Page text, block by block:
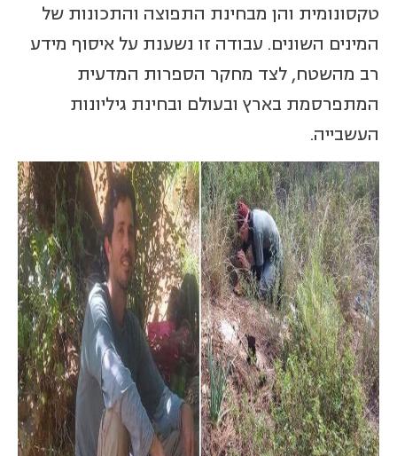
טקסונומית והן מבחינת התפוצה והתכונות של
המינים השונים. עבודה זו נשענת על איסוף מידע
רב מהשטח, לצד מחקר הספרות המדעית
המתפרסמת בארץ ובעולם ובחינת גיליונות
העשבייה.